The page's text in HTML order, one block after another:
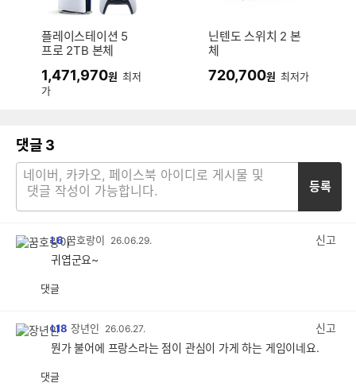
플레이스테이션 5
프로 2TB 본체
1,471,970원 최저
가
닌텐도 스위치 2 본
체
720,700원 최저가
댓글 3
등록
L6 꿈호랑이 26.06.29.
신고
귀엽군요~
댓글
L18 장년인 26.06.27.
신고
뭔가 불어에 프랑스라는 점이 관심이 가게 하는 게임이네요.
댓글